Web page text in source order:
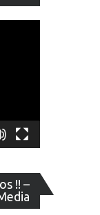
vídeo
!! –
de
vídeo